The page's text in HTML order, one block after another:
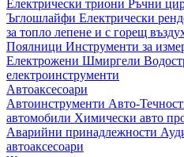
Електрически триони Ръчни
Ъглошлайфи Електрически
за топло лепене и с горещ
Поялници Инструменти за
Електрожени Шмиргели
електроинструменти
Автоаксесоари
Автоинструменти Авто-
автомобили Химически авто
Аварийни принадлежности
автоаксесоари